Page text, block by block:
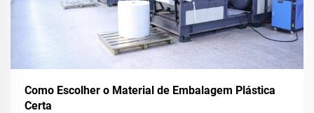
Como Escolher o Material de Embalagem Plástica
Certa